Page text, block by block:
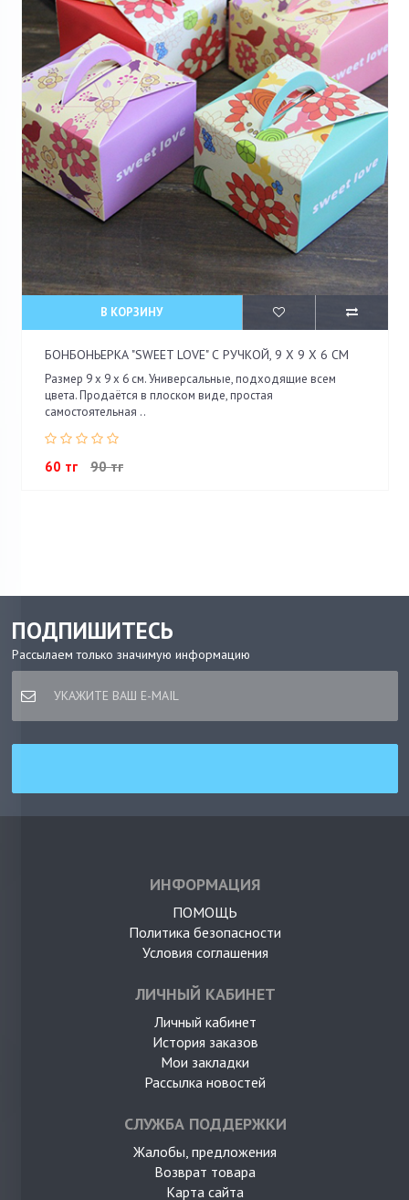
В КОРЗИНУ
БОНБОНЬЕРКА "SWEET LOVE" С РУЧКОЙ, 9 X 9 X 6 СМ
Размер 9 x 9 x 6 см. Универсальные, подходящие всем
цвета. Продаётся в плоском виде, простая
самостоятельная ..
60 тг 90 тг
ПОДПИШИТЕСЬ
Рассылаем только значимую информацию
ИНФОРМАЦИЯ
ПОМОЩЬ
Политика безопасности
Условия соглашения
ЛИЧНЫЙ КАБИНЕТ
Личный кабинет
История заказов
Мои закладки
Рассылка новостей
СЛУЖБА ПОДДЕРЖКИ
Жалобы, предложения
Возврат товара
Карта сайта